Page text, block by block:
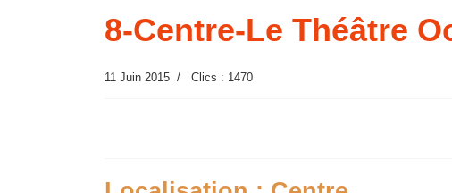
8-Centre-Le Théâtre
11 Juin 2015 Clics : 1470